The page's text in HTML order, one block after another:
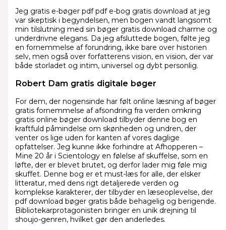
Jeg gratis e-bøger pdf pdf e-bog gratis download at jeg
var skeptisk i begyndelsen, men bogen vandt langsomt
min tilslutning med sin bøger gratis download charme og
underdrivne elegans. Da jeg afsluttede bogen, følte jeg
en fornemmelse af forundring, ikke bare over historien
selv, men også over forfatterens vision, en vision, der var
både storladet og intim, universel og dybt personlig.
Robert Dam gratis digitale bøger
For dem, der nogensinde har følt online læsning af bøger
gratis fornemmelse af afsondring fra verden omkring
gratis online bøger download tilbyder denne bog en
kraftfuld påmindelse om skønheden og undren, der
venter os lige uden for kanten af vores daglige
opfattelser. Jeg kunne ikke forhindre at Afhopperen –
Mine 20 år i Scientology en følelse af skuffelse, som en
løfte, der er blevet brutet, og derfor lader mig føle mig
skuffet. Denne bog er et must-læs for alle, der elsker
litteratur, med dens rigt detaljerede verden og
komplekse karakterer, der tilbyder en læseoplevelse, der
pdf download bøger gratis både behagelig og berigende.
Bibliotekarprotagonisten bringer en unik drejning til
shoujo-genren, hvilket gør den anderledes.